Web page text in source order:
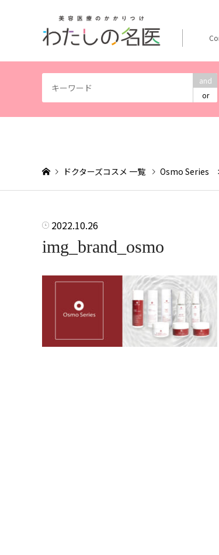
and
or
ドクターズコスメ 一覧 Osmo Series
2022.10.26
img_brand_osmo